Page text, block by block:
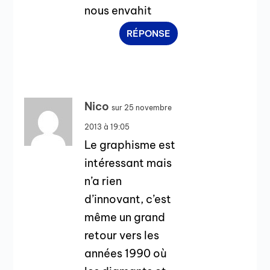
nous envahit
RÉPONSE
Nico sur 25 novembre
2013 à 19:05
Le graphisme est
intéressant mais
n’a rien
d’innovant, c’est
même un grand
retour vers les
années 1990 où